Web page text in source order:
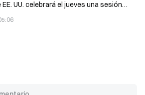
UU. celebrará el jueves una sesión